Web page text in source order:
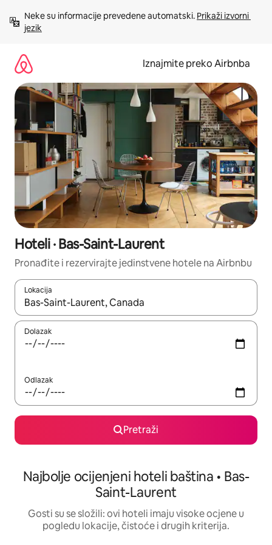
sadržaj
Neke su informacije prevedene automatski. Prikaži izvorni
jezik
Iznajmite preko Airbnba
Hoteli · Bas-Saint-Laurent
Pronađite i rezervirajte jedinstvene hotele na Airbnbu
Lokacija
Kada budu dostupni rezultati, moći ćete ih pregledati
Dolazak
Odlazak
Pretraži
Najbolje ocijenjeni hoteli baština • Bas-
Saint-Laurent
Gosti su se složili: ovi hoteli imaju visoke ocjene u
pogledu lokacije, čistoće i drugih kriterija.